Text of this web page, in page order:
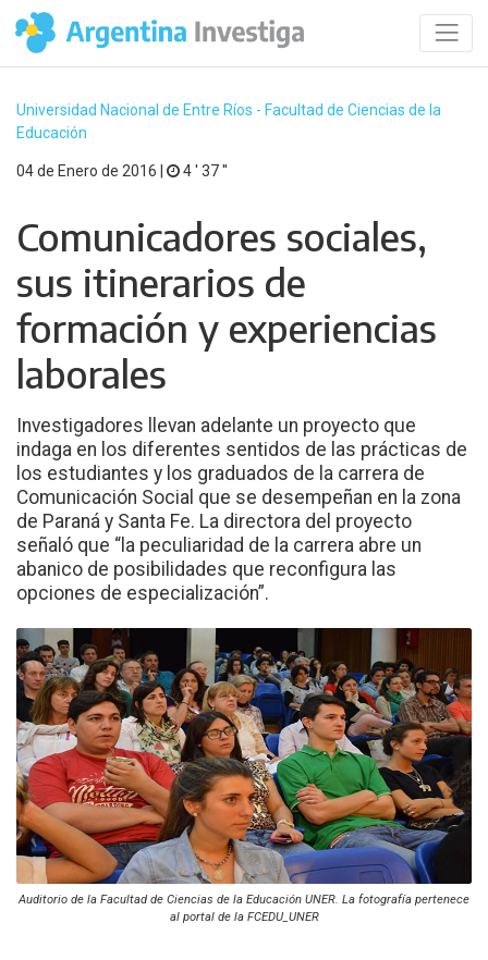
Universidad Nacional de Entre Ríos - Facultad de Ciencias de la
Educación
04 de Enero de 2016 | 4 ′ 37 ′′
Comunicadores sociales,
sus itinerarios de
formación y experiencias
laborales
Investigadores llevan adelante un proyecto que
indaga en los diferentes sentidos de las prácticas de
los estudiantes y los graduados de la carrera de
Comunicación Social que se desempeñan en la zona
de Paraná y Santa Fe. La directora del proyecto
señaló que “la peculiaridad de la carrera abre un
abanico de posibilidades que reconfigura las
opciones de especialización”.
Auditorio de la Facultad de Ciencias de la Educación UNER. La fotografía pertenece
al portal de la FCEDU_UNER